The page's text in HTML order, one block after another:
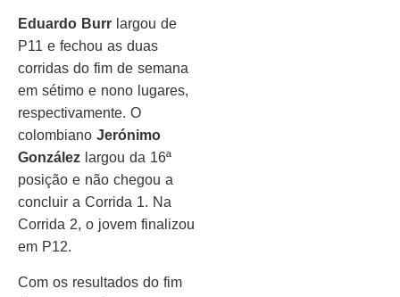
Eduardo Burr largou de
P11 e fechou as duas
corridas do fim de semana
em sétimo e nono lugares,
respectivamente. O
colombiano Jerónimo
González largou da 16ª
posição e não chegou a
concluir a Corrida 1. Na
Corrida 2, o jovem finalizou
em P12.
Com os resultados do fim